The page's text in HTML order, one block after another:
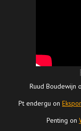
Ruud Boudewijn
Pt endergu on
Penting on